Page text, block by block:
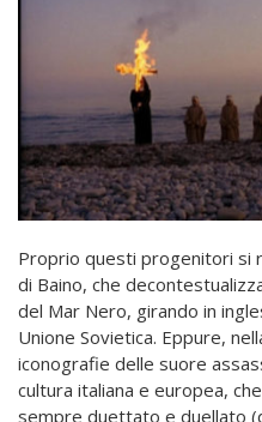
Proprio questi progenitori si
di Baino, che
del Mar Nero, girando in
Unione Sovietica. Eppure,
iconografie delle suore
cultura italiana e europea,
sempre duettato e duellato